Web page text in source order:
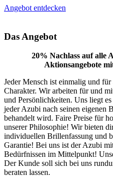
Angebot entdecken
Das Angebot
20% Nachlass auf alle
Aktionsangebote
Jeder Mensch ist einmalig und
Charakter. Wir arbeiten für und
und Persönlichkeiten. Uns liegt
jeder Azubi nach seinen eigenen
behandelt wird. Faire Preise für
unserer Philosophie! Wir bieten
individuellen Brillenfassung und
Garantie! Bei uns ist der Azubi
Bedürfnissen im Mittelpunkt!
Der Kunde soll sich bei uns
beraten lassen.